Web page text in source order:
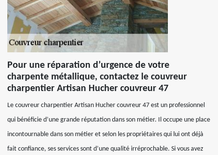
Pour une réparation d’urgence de votre
charpente métallique, contactez le couvreur
charpentier Artisan Hucher couvreur 47
Le couvreur charpentier Artisan Hucher couvreur 47 est un professionnel
qui bénéficie d’une grande réputation dans son métier. Il occupe une place
incontournable dans son métier et selon les propriétaires qui lui ont déjà
fait confiance, ses services sont d’une qualité irréprochable. Si vous avez